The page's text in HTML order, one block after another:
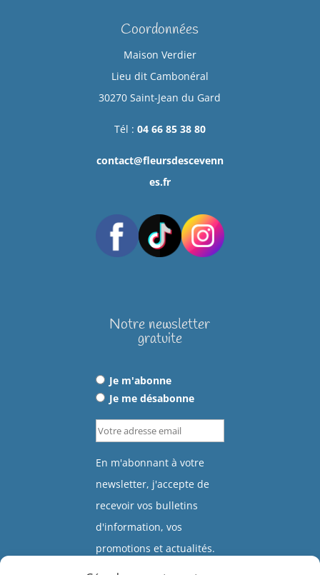
Coordonnées
Maison Verdier
Lieu dit Cambonéral
30270 Saint-Jean du Gard
Tél : 04 66 85 38 80
contact@fleursdescevenn
es.fr
Notre newsletter
gratuite
Je m'abonne
Je me désabonne
En m'abonnant à votre
newsletter, j'accepte de
recevoir vos bulletins
d'information, vos
promotions et actualités.